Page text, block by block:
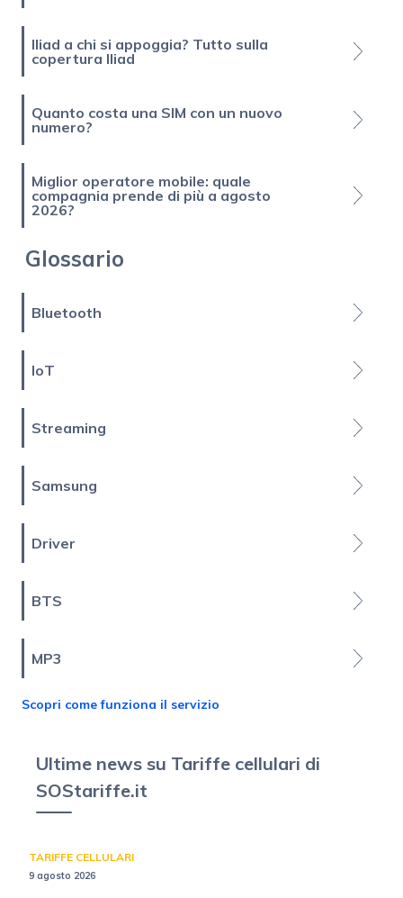
Iliad a chi si appoggia? Tutto sulla
copertura Iliad
Quanto costa una SIM con un nuovo
numero?
Miglior operatore mobile: quale
compagnia prende di più a agosto
2026?
Glossario
Bluetooth
IoT
Streaming
Samsung
Driver
BTS
MP3
Scopri come funziona il servizio
Ultime news su Tariffe cellulari di
SOStariffe.it
TARIFFE CELLULARI
9 agosto 2026